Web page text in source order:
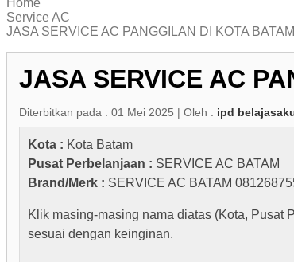
Home
Service AC
JASA SERVICE AC PANGGILAN DI KOTA BATAM
JASA SERVICE AC
Diterbitkan pada : 01 Mei 2025 | Oleh : ipd
Kota : Kota Batam
Pusat Perbelanjaan : SERVICE AC BATAM
Brand/Merk : SERVICE AC BATAM
Klik masing-masing nama diatas (Kota, Pusat
sesuai dengan keinginan.